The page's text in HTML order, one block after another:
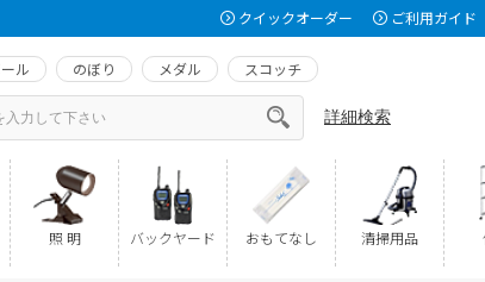
クイックオーダー ご利用ガイド
ル のぼり メダル スコッチ
詳細検索
照 明 バックヤード おもてなし 清掃用品